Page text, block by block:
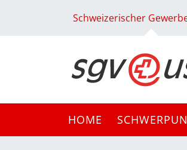
Schweizerischer
HOME